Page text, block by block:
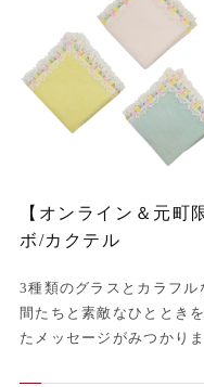
【オンライン＆元
ボ/カクテル
3種類のグラスとカラフ
間たちと素敵なひととき
たメッセージがみつかり